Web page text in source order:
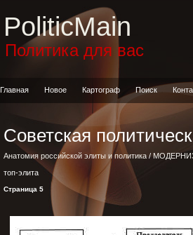
PoliticMain
Политика для вас
Главная Новое Картограф Поиск
Советская
Анатомия российской элиты и политика /
топ-элита
Страница 5